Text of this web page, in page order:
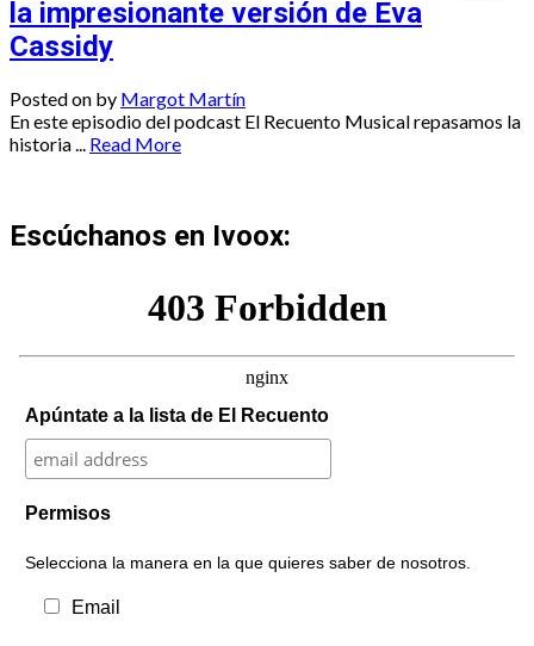
la impresionante versión de Eva
Cassidy
Posted on by Margot Martín
En este episodio del podcast El Recuento Musical repasamos la
historia ...
Read More
Escúchanos en Ivoox:
Apúntate a la lista de El Recuento
Permisos
Selecciona la manera en la que quieres saber de nosotros.
Email